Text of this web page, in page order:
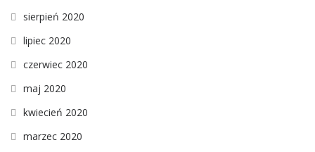
sierpień 2020
lipiec 2020
czerwiec 2020
maj 2020
kwiecień 2020
marzec 2020